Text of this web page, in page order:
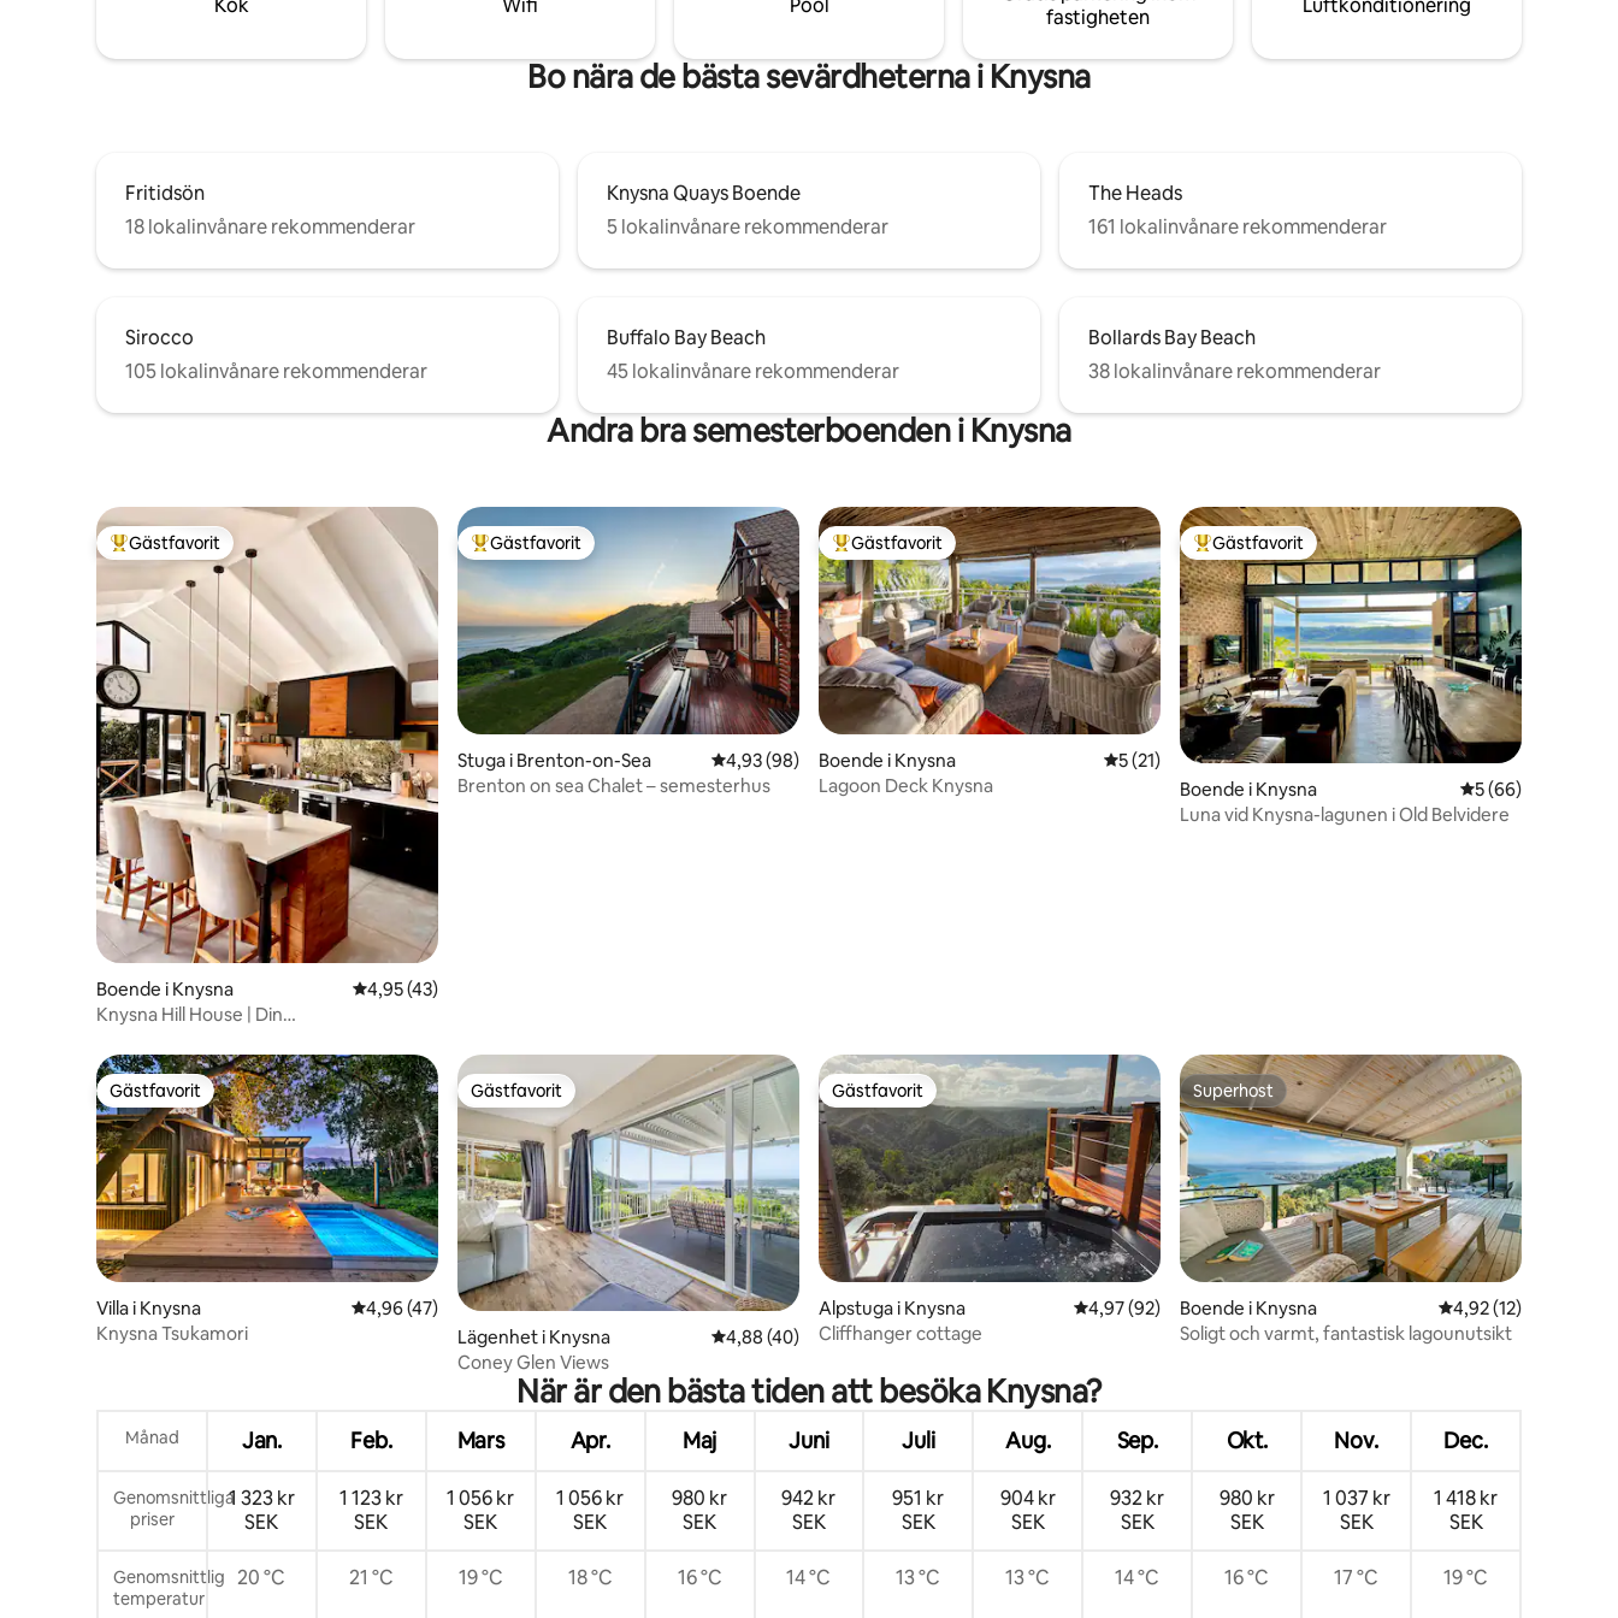
Kök Wifi Pool
fastigheten
Luftkonditionering
Bo nära de bästa sevärdheterna i Knysna
Fritidsön
18 lokalinvånare rekommenderar
Knysna Quays Boende
5 lokalinvånare rekommenderar
The Heads
161 lokalinvånare rekommenderar
Sirocco
105 lokalinvånare rekommenderar
Buffalo Bay Beach
45 lokalinvånare rekommenderar
Bollards Bay Beach
38 lokalinvånare rekommenderar
Andra bra semesterboenden i Knysna
Populär gästfavorit
Gästfavorit
Boende i Knysna 4,95 av 5 i genomsnittligt betyg, 43 omdömen
4,95 (43)
Knysna Hill House | Din
Populär gästfavorit
Gästfavorit
Stuga i Brenton-on-Sea 4,93 av 5 i genomsnittligt betyg, 98 omdömen
4,93 (98)
Brenton on sea Chalet – semesterhus
Populär gästfavorit
Gästfavorit
Boende i Knysna 5 av 5 i genomsnittligt betyg, 21 omdömen
5 (21)
Lagoon Deck Knysna
Populär gästfavorit
Gästfavorit
Boende i Knysna 5 av 5 i
5 (66)
Luna vid Knysna-lagunen i Old Belvidere
Gästfavorit
Gästfavorit
Villa i Knysna 4,96 av 5 i genomsnittligt betyg, 47 omdömen
4,96 (47)
Knysna Tsukamori
Gästfavorit
Gästfavorit
Lägenhet i Knysna 4,88 av 5 i genomsnittligt betyg, 40 omdömen
4,88 (40)
Coney Glen Views
Gästfavorit
Gästfavorit
Alpstuga i Knysna 4,97 av 5 i genomsnittligt betyg, 92 omdömen
4,97 (92)
Cliffhanger cottage
Superhost
Superhost
Boende i Knysna 4,92 av 5 i
4,92 (12)
Soligt och varmt, fantastisk lagounutsikt
När är den bästa tiden att besöka Knysna?
Månad Jan. Feb. Mars Apr. Maj Juni Juli Aug. Sep. Okt. Nov. Dec.
Genomsnittliga
priser
1 323 kr
SEK
1 123 kr
SEK
1 056 kr
SEK
1 056 kr
SEK
980 kr
SEK
942 kr
SEK
951 kr
SEK
904 kr
SEK
932 kr
SEK
980 kr
SEK
1 037 kr
SEK
1 418 kr
SEK
Genomsnittlig
temperatur
20 °C 21 °C 19 °C 18 °C 16 °C 14 °C 13 °C 13 °C 14 °C 16 °C 17 °C 19 °C